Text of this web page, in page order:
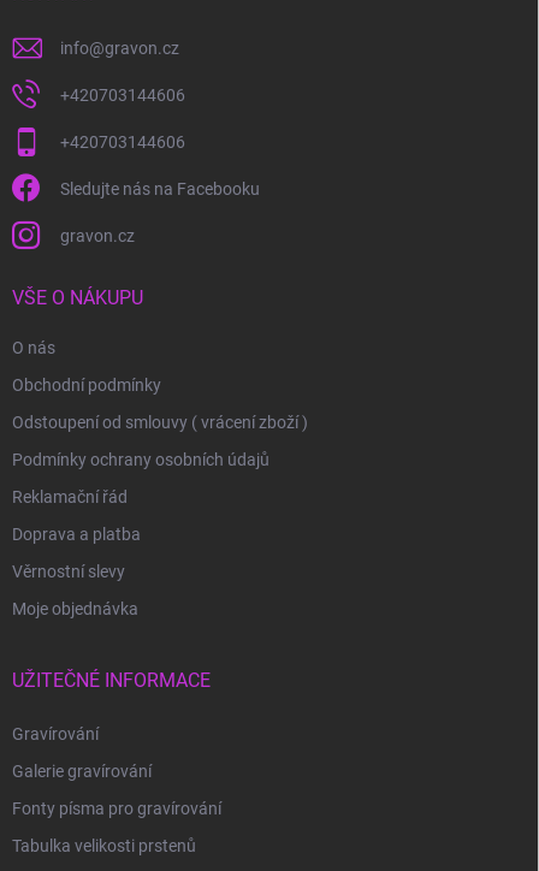
info@gravon.cz
+420703144606
+420703144606
Sledujte nás na Facebooku
gravon.cz
VŠE O NÁKUPU
O nás
Obchodní podmínky
Odstoupení od smlouvy ( vrácení zboží )
Podmínky ochrany osobních údajů
Reklamační řád
Doprava a platba
Věrnostní slevy
Moje objednávka
UŽITEČNÉ INFORMACE
Gravírování
Galerie gravírování
Fonty písma pro gravírování
Tabulka velikosti prstenů